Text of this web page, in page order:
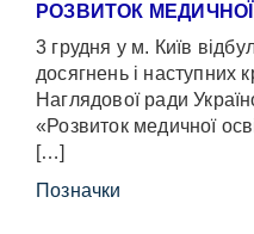
РОЗВИТОК МЕДИЧНОЇ
3 грудня у м. Київ
досягнень і наступних
Наглядової ради
«Розвиток медичної
[…]
Позначки